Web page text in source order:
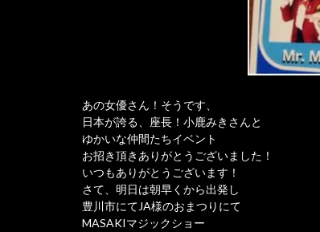
あの女優さん！そうです、
日本が誇る、座長！小鹿みきさんと
ゆかいな仲間たちイベント
お招き頂きありがとうございました！
いつもありがとうございます！
さて、明日は朝早くから出発し
豊川市にてJA様のおまつりにて
MASAKIマジックショー